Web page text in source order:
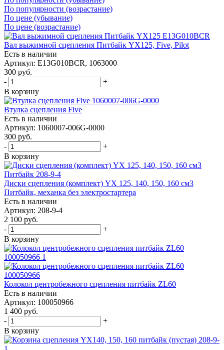
По популярности (возрастание)
По цене (убывание)
По цене (возрастание)
Вал выжимной сцепления Питбайк YX125, Five, Pilot
Есть в наличии
Артикул: E13G010BCR, 1063000
300 руб.
-
+
В корзину
Втулка сцепления Five
Есть в наличии
Артикул: 1060007-006G-0000
300 руб.
-
+
В корзину
Диски сцепления (комплект) YX 125, 140, 150, 160 см3
Питбайк, механка без электростартера
Есть в наличии
Артикул: 208-9-4
2 100 руб.
-
+
В корзину
Колокол центробежного сцепления питбайк ZL60
Есть в наличии
Артикул: 100050966
1 400 руб.
-
+
В корзину